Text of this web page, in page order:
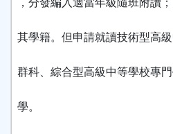
，分發編入適當年級隨班附讀
其學籍。但申請就讀技術型高
群科、綜合型高級中等學校專
學。